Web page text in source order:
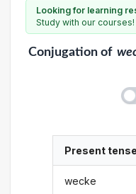
Looking for learning
Study with our courses!
Conjugationof
Present tense
wecke